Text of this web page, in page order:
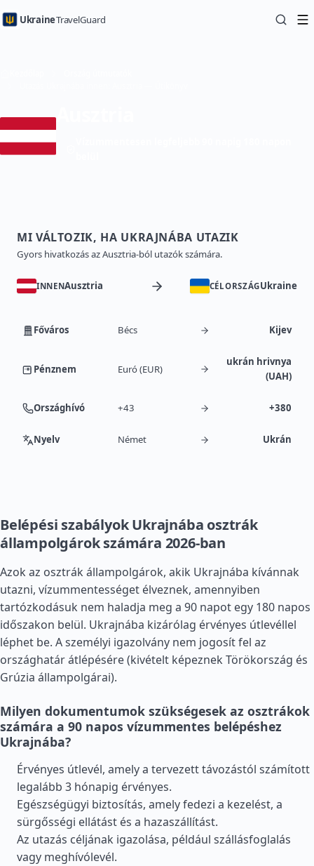
UkraineTravelGuard
MI VÁLTOZIK, HA UKRAJNÁBA UTAZIK
Gyors hivatkozás az Ausztria-ból utazók számára.
INNENAusztria CÉLORSZÁGUkraine
Főváros Bécs Kijev
Pénznem Euró (EUR)
ukrán hrivnya
(UAH)
Országhívó +43 +380
Nyelv Német Ukrán
Belépési szabályok Ukrajnába osztrák
állampolgárok számára 2026-ban
Azok az osztrák állampolgárok, akik Ukrajnába kívánnak
utazni, vízummentességet élveznek, amennyiben
tartózkodásuk nem haladja meg a 90 napot egy 180 napos
időszakon belül. Ukrajnába kizárólag érvényes útlevéllel
léphet be. A személyi igazolvány nem jogosít fel az
országhatár átlépésére (kivételt képeznek Törökország és
Grúzia állampolgárai).
Milyen dokumentumok szükségesek az osztrákok
számára a 90 napos vízummentes belépéshez
Ukrajnába?
Érvényes útlevél, amely a tervezett távozástól számított
legalább 3 hónapig érvényes.
Egészségügyi biztosítás, amely fedezi a kezelést, a
sürgősségi ellátást és a hazaszállítást.
Az utazás céljának igazolása, például szállásfoglalás
vagy meghívólevél.